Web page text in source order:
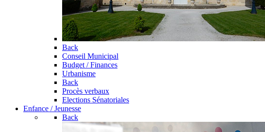
Back
Conseil Municipal
Budget / Finances
Urbanisme
Back
Procès verbaux
Elections Sénatoriales
Enfance / Jeunesse
Back